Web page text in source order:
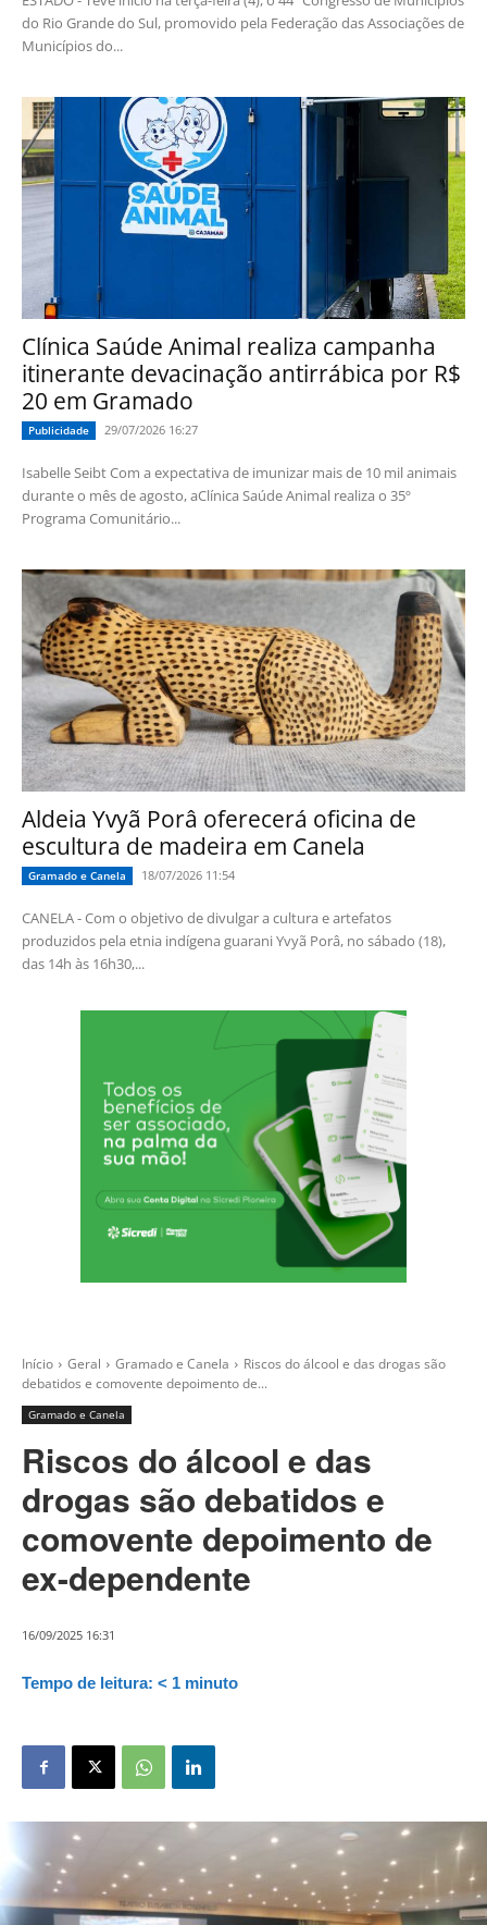
do Rio Grande do Sul, promovido pela Federação das Associações de
Municípios do...
Clínica Saúde Animal realiza campanha
itinerante devacinação antirrábica por R$
20 em Gramado
Publicidade 29/07/2026 16:27
Isabelle Seibt Com a expectativa de imunizar mais de 10 mil animais
durante o mês de agosto, aClínica Saúde Animal realiza o 35º
Programa Comunitário...
Aldeia Yvyã Porâ oferecerá oficina de
escultura de madeira em Canela
Gramado e Canela 18/07/2026 11:54
CANELA - Com o objetivo de divulgar a cultura e artefatos
produzidos pela etnia indígena guarani Yvyã Porâ, no sábado (18),
das 14h às 16h30,...